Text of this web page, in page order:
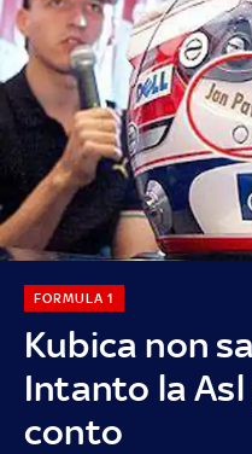
Kubica non
Intanto la
conto
FORMULA 1